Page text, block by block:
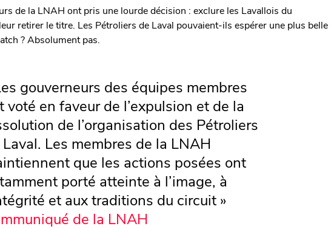
de la LNAH ont pris une lourde décision : exclure les Lavallois du
retirer le titre. Les Pétroliers de Laval pouvaient-ils espérer une plus belle
? Absolument pas.
gouverneurs des équipes membres
voté en faveur de l’expulsion et de la
de l’organisation des Pétroliers
Les membres de la LNAH
que les actions posées ont
porté atteinte à l’image, à
et aux traditions du circuit »
de la LNAH